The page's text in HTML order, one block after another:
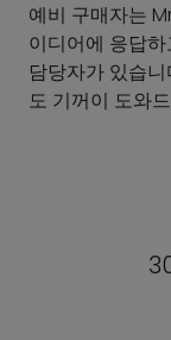
예비 구매자는
이디어에 응답
담당자가 있습
도 기꺼이 도와